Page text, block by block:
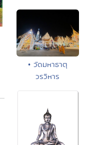
• วัดมหาธาตุ
วรวิหาร